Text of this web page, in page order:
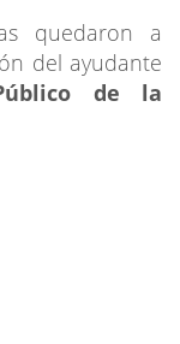
quedaron a
del ayudante
de la